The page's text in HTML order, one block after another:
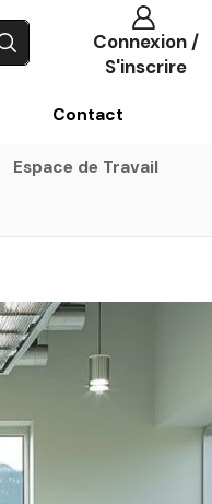
Connexion /
S'inscrire
Contact
Espace de Travail